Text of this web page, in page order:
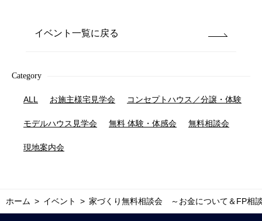
イベント一覧に戻る
Category
ALL お施主様宅見学会 コンセプトハウス／分譲・体験
モデルハウス見学会 無料 体験・体感会 無料相談会
現地案内会
ホーム イベント 家づくり無料相談会 ～お金について＆FP相